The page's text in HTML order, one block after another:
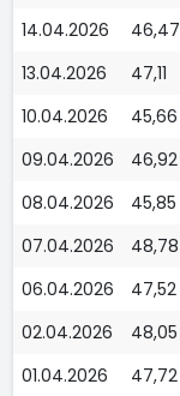
14.04.2026
46,47
13.04.2026
47,11
10.04.2026
45,66
09.04.2026
46,92
08.04.2026
45,85
07.04.2026
48,78
06.04.2026
47,52
02.04.2026
48,05
01.04.2026
47,72